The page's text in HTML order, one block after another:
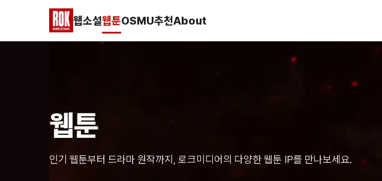
웹소설웹툰OSMU추천About
웹툰
인기 웹툰부터 드라마 원작까지, 로크미디어의 다양한 웹툰 IP를 만나보세요.